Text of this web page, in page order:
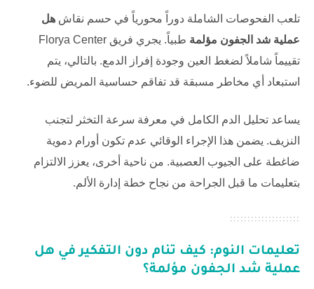
تلعب الفحوصات الشاملة دوراً محورياً في حسم نقاش هل
عملية شد الجفون مؤلمة طبياً. يجري فريق Florya Center
تقييماً شاملاً لضغط العين وجودة إفراز الدمع. بالتالي، يتم
استبعاد أي مخاطر مسبقة قد تفاقم حساسية المريض للضوء.
يساعد تحليل الدم الكامل في معرفة سرعة التخثر لتجنب
النزيف. يضمن هذا الإجراء الوقائي عدم تكون أورام دموية
ضاغطة على الجيوب العصبية. من ناحية أخرى، يعزز الالتزام
بتعليمات ما قبل الجراحة من نجاح خطة إدارة الألم.
تعليمات النوم: كيف تنام دون التفكير في هل
عملية شد الجفون مؤلمة؟